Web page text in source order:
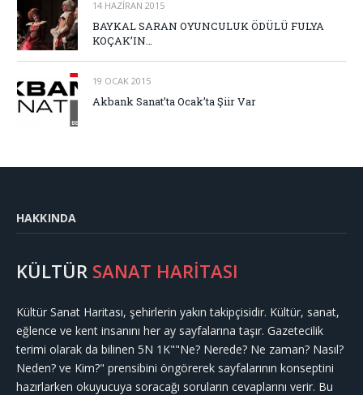
14 HAZIRAN 2015
BAYKAL SARAN OYUNCULUK ÖDÜLÜ FULYA
KOÇAK’IN…
19 OCAK 2015
Akbank Sanat’ta Ocak’ta Şiir Var
HAKKINDA
KÜLTÜR SANAT HARİTASI
Kültür Sanat Haritası, şehirlerin yakın takipçisidir. Kültür, sanat,
eğlence ve kent insanını her ay sayfalarına taşır. Gazetecilik
terimi olarak da bilinen 5N 1K""Ne? Nerede? Ne zaman? Nasıl?
Neden? ve Kim?" prensibini öngörerek sayfalarının konseptini
hazırlarken okuyucuya soracağı soruların cevaplarını verir. Bu